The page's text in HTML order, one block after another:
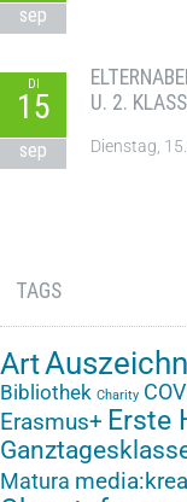
sep
DI
15
sep
U. 2.
Dienstag,
TAGS
Art
Bibliothek Charity
Erasmus+ Erste
Matura